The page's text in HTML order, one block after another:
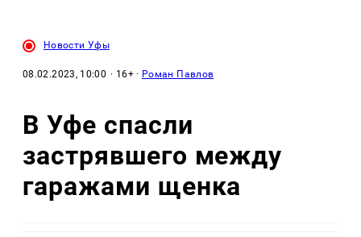
Новости Уфы
08.02.2023, 10:00 · 16+ · Роман Павлов
В Уфе спасли
застрявшего между
гаражами щенка